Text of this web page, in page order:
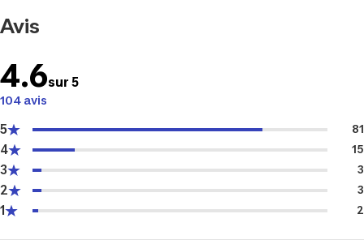
Avis
4.6sur 5
104 avis
5 81
4 15
3 3
2 3
1 2